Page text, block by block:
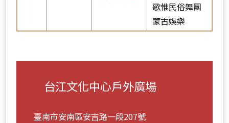
歌惟民俗舞團
蒙古娛樂
台江文化中心戶外廣場
臺南市安南區安吉路一段207號